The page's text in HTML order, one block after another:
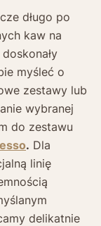
długo po
kaw na
myśleć o
zestawy lub
wybranej
do zestawu
. Dla
linię
delikatnie